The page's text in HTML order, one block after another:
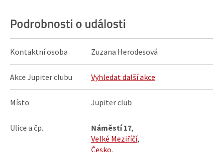
Podrobnosti o události
Kontaktní osoba Zuzana Herodesová
Akce Jupiter clubu Vyhledat další akce
Místo Jupiter club
Ulice a čp. Náměstí 17,
Velké Meziříčí,
Česko,